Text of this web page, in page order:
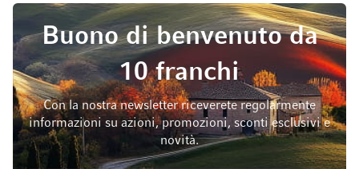
Buono di benvenuto da
10 franchi
Con la nostra newsletter riceverete regolarmente
informazioni su azioni, promozioni, sconti esclusivi e
novità.